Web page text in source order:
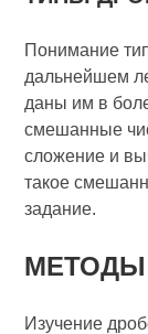
Понимание
дальнейшем
даны им в
смешанные
сложение и
такое
задание.
МЕТОДЫ
Изучение